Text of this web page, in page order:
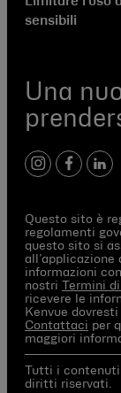
Una
instagram
sensibili
Questo sito è
regolamenti
questo sito si
informazioni
nostri Termini
ricevere le
Kenvue
Contattaci per
maggiori
Tutti i contenuti
diritti riservati.